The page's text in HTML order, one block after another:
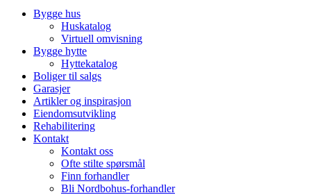
Bygge hus
Huskatalog
Virtuell omvisning
Bygge hytte
Hyttekatalog
Boliger til salgs
Garasjer
Artikler og inspirasjon
Eiendomsutvikling
Rehabilitering
Kontakt
Kontakt oss
Ofte stilte spørsmål
Finn forhandler
Bli Nordbohus-forhandler